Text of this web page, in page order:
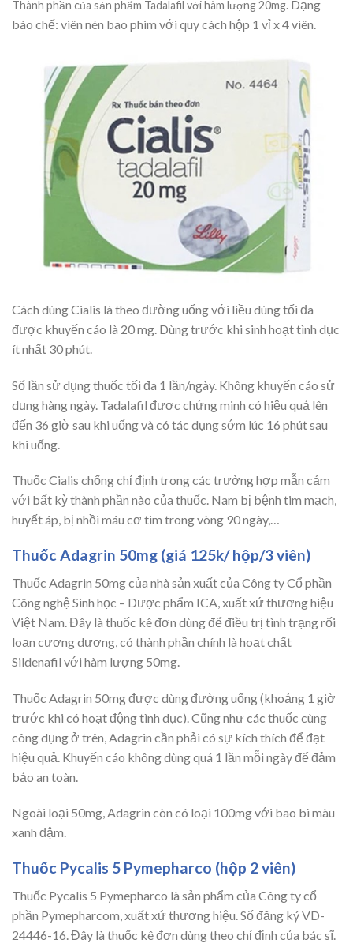
Thành phần của sản phẩm Tadalafil với hàm lượng 20mg. Dạng
bào chế: viên nén bao phim với quy cách hộp 1 vỉ x 4 viên.
Cách dùng Cialis là theo đường uống với liều dùng tối đa
được khuyến cáo là 20 mg. Dùng trước khi sinh hoạt tình dục
ít nhất 30 phút.
Số lần sử dụng thuốc tối đa 1 lần/ngày. Không khuyến cáo sử
dụng hàng ngày. Tadalafil được chứng minh có hiệu quả lên
đến 36 giờ sau khi uống và có tác dụng sớm lúc 16 phút sau
khi uống.
Thuốc Cialis chống chỉ định trong các trường hợp mẫn cảm
với bất kỳ thành phần nào của thuốc. Nam bị bệnh tim mạch,
huyết áp, bị nhồi máu cơ tim trong vòng 90 ngày,…
Thuốc Adagrin 50mg (giá 125k/ hộp/3 viên)
Thuốc Adagrin 50mg của nhà sản xuất của Công ty Cổ phần
Công nghệ Sinh học – Dược phẩm ICA, xuất xứ thương hiệu
Việt Nam. Đây là thuốc kê đơn dùng để điều trị tình trạng rối
loạn cương dương, có thành phần chính là hoạt chất
Sildenafil với hàm lượng 50mg.
Thuốc Adagrin 50mg được dùng đường uống (khoảng 1 giờ
trước khi có hoạt động tình dục). Cũng như các thuốc cùng
công dụng ở trên, Adagrin cần phải có sự kích thích để đạt
hiệu quả. Khuyến cáo không dùng quá 1 lần mỗi ngày để đảm
bảo an toàn.
Ngoài loại 50mg, Adagrin còn có loại 100mg với bao bì màu
xanh đậm.
Thuốc Pycalis 5 Pymepharco (hộp 2 viên)
Thuốc Pycalis 5 Pymepharco là sản phẩm của Công ty cổ
phần Pymepharcom, xuất xứ thương hiệu. Số đăng ký VD-
24446-16. Đây là thuốc kê đơn dùng theo chỉ định của bác sĩ.